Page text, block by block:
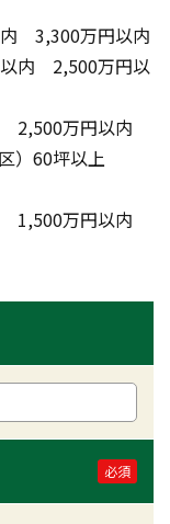
　3,300万円以内
内　2,500万円以
2,500万円以内
）60坪以上
1,500万円以内
必須